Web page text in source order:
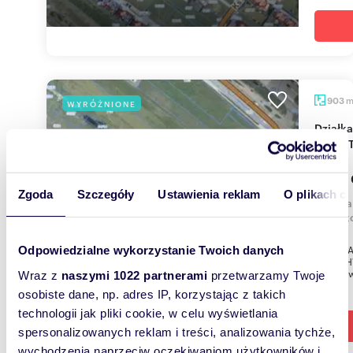
Zgoda Szczegóły Ustawienia reklam O plikach
Odpowiedzialne wykorzystanie Twoich danych
Wraz z naszymi 1022 partnerami przetwarzamy Twoje
osobiste dane, np. adres IP, korzystając z takich
technologii jak pliki cookie, w celu wyświetlania
spersonalizowanych reklam i treści, analizowania tychże,
WYRÓŻNIONE 903 m
Działka 903 m² w Bronowicach Małych (blisko
Parku
1 259